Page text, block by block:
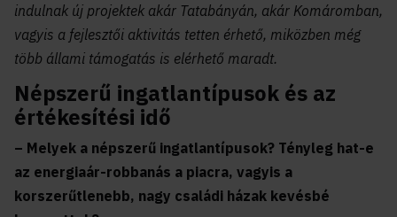
indulnak új projektek akár Tatabányán, akár Komáromban,
vagyis a fejlesztői aktivitás tetten érhető, miközben még
több állami támogatás is elérhető maradt.
Népszerű ingatlantípusok és az
értékesítési idő
– Melyek a népszerű ingatlantípusok? Tényleg hat-e
az energiaár-robbanás a piacra, vagyis a
korszerűtlenebb, nagy családi házak kevésbé